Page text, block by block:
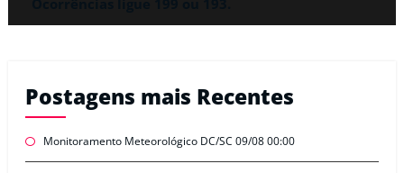
Postagens mais Recentes
Monitoramento Meteorológico DC/SC 09/08 00:00